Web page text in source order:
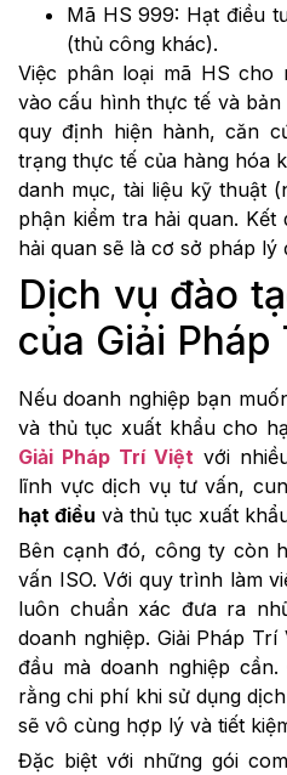
Mã HS 999: Hạt điều
(thủ công khác).
Việc phân loại mã HS cho
vào cấu hình thực tế và
quy định hiện hành, căn
trạng thực tế của hàng hóa
danh mục, tài liệu kỹ thuật
phận kiểm tra hải quan.
hải quan sẽ là cơ sở pháp lý
Dịch vụ đào
của Giải Pháp
Nếu doanh nghiệp bạn
và thủ tục xuất khẩu cho
Giải Pháp Trí Việt với
lĩnh vực dịch vụ tư vấn,
hạt điều và thủ tục xuất
Bên cạnh đó, công ty còn
vấn ISO. Với quy trình làm
luôn chuẩn xác đưa ra
doanh nghiệp. Giải Pháp
đầu mà doanh nghiệp
rằng chi phí khi sử dụng
sẽ vô cùng hợp lý và tiết
Đặc biệt với những gói